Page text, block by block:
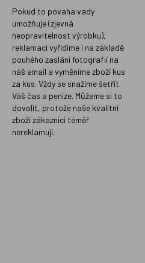
Pokud to povaha vady
umožňuje (zjevná
neopravitelnost výrobku),
reklamaci vyřídíme i na základě
pouhého zaslání fotografií na
náš email a vyměníme zboží kus
za kus. Vždy se snažíme šetřit
Váš čas a peníze. Můžeme si to
dovolit, protože naše kvalitní
zboží zákazníci téměř
nereklamují.